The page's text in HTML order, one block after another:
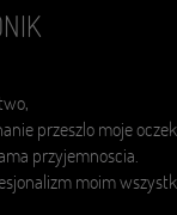
przeszlo moje
przyjemnoscia.
moim